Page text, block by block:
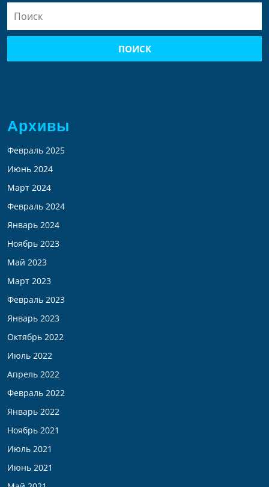
Архивы
Февраль 2025
Июнь 2024
Март 2024
Февраль 2024
Январь 2024
Ноябрь 2023
Май 2023
Март 2023
Февраль 2023
Январь 2023
Октябрь 2022
Июль 2022
Апрель 2022
Февраль 2022
Январь 2022
Ноябрь 2021
Июль 2021
Июнь 2021